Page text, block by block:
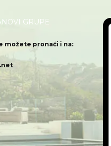
GRUPE
možete pronaći i na: